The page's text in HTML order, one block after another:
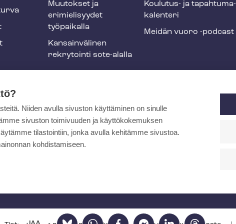
BlueskyWhatsAppFacebookFacebookLinkedInThreads
Muutokset ja
erimielisyydet
työpaikalla
Kansainvälinen
rekrytointi sote-alalla
Koulutus- ja ta­pah­tu­ma­
ka­len­te­ri
Meidän vuoro -podcast
Niiden avulla sivuston käyttäminen on sinulle
sivuston toimivuuden ja käyttökokemuksen
tilastointiin, jonka avulla kehitämme sivustoa.
kohdistamiseen.